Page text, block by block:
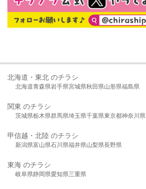
北海道・東北 のチラシ
北海道青森県岩手県宮城県秋田県山形県福島県
関東 のチラシ
茨城県栃木県群馬県埼玉県千葉県東京都神奈川県
甲信越・北陸 のチラシ
新潟県富山県石川県福井県山梨県長野県
東海 のチラシ
岐阜県静岡県愛知県三重県